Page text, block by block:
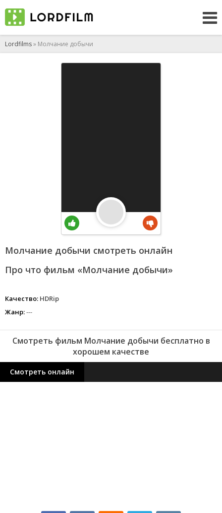
Lordfilms» Молчание добычи
Молчание добычи смотреть онлайн
Про что фильм «Молчание добычи»
Качество: HDRip
Жанр:---
Смотреть фильм Молчание добычи бесплатно в
хорошем качестве
Смотреть онлайн